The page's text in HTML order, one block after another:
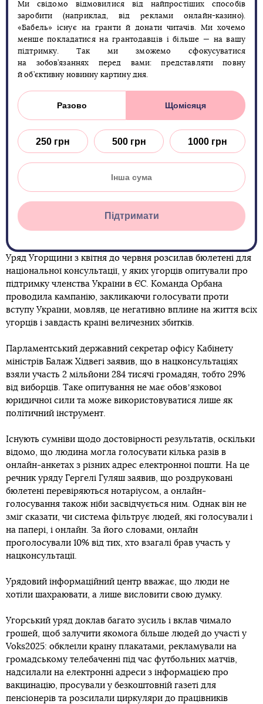
Ми свідомо відмовилися від найпростіших способів
заробити (наприклад, від реклами онлайн-казино).
«Бабель» існує на гранти й донати читачів. Ми хочемо
менше покладатися на грантодавців і більше — на вашу
підтримку. Так ми зможемо сфокусуватися
на зобов’язаннях перед вами: представляти повну
й об’єктивну новинну картину дня.
Разово Щомісяця
250 грн 500 грн 1000 грн
Підтримати
Уряд Угорщини з квітня до червня розсилав бюлетені для
національної консультації, у яких угорців опитували про
підтримку членства України в ЄС. Команда Орбана
проводила кампанію, закликаючи голосувати проти
вступу України, мовляв, це негативно вплине на життя всіх
угорців і завдасть країні величезних збитків.
Парламентський державний секретар офісу Кабінету
міністрів Балаж Хідвегі заявив, що в нацконсультаціях
взяли участь 2 мільйони 284 тисячі громадян, тобто 29%
від виборців. Таке опитування не має обовʼязкової
юридичної сили та може використовуватися лише як
політичний інструмент.
Існують сумніви щодо достовірності результатів, оскільки
відомо, що людина могла голосувати кілька разів в
онлайн-анкетах з різних адрес електронної пошти. На це
речник уряду Гергелі Гуляш заявив, що роздруковані
бюлетені перевіряються нотаріусом, а онлайн-
голосування також ніби засвідчується ним. Однак він не
зміг сказати, чи система фільтрує людей, які голосували і
на папері, і онлайн. За його словами, онлайн
проголосували 10% від тих, хто взагалі брав участь у
нацконсультації.
Урядовий інформаційний центр вважає, що люди не
хотіли шахраювати, а лише висловити свою думку.
Угорський уряд доклав багато зусиль і вклав чимало
грошей, щоб залучити якомога більше людей до участі у
Voks2025: обклеїли країну плакатами, рекламували на
громадському телебаченні під час футбольних матчів,
надсилали на електронні адреси з інформацією про
вакцинацію, просували у безкоштовній газеті для
пенсіонерів та розсилали циркуляри до працівників